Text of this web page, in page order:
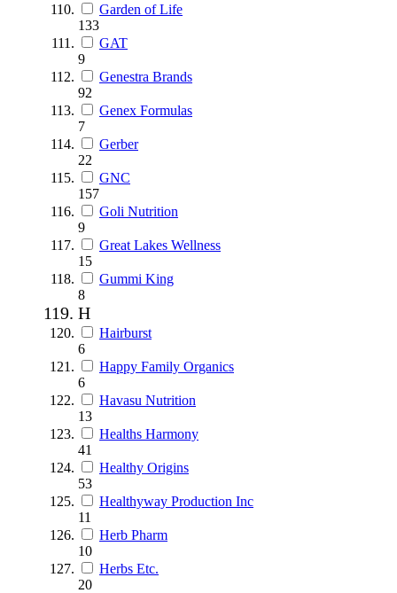
Garden of Life
133
GAT
9
Genestra Brands
92
Genex Formulas
7
Gerber
22
GNC
157
Goli Nutrition
9
Great Lakes Wellness
15
Gummi King
8
H
Hairburst
6
Happy Family Organics
6
Havasu Nutrition
13
Healths Harmony
41
Healthy Origins
53
Healthyway Production Inc
11
Herb Pharm
10
Herbs Etc.
20